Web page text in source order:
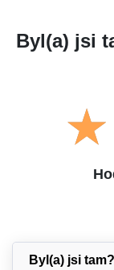
Byl(a) jsi
Byl(a) jsi